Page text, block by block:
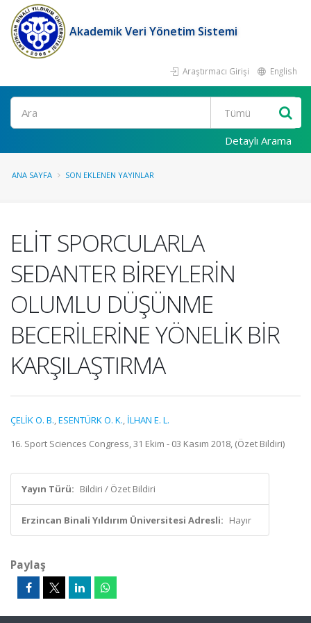
Akademik Veri Yönetim Sistemi
Araştırmacı Girişi English
Ara
Detaylı Arama
ANA SAYFA SON EKLENEN YAYINLAR
ELİT SPORCULARLA
SEDANTER BİREYLERİN
OLUMLU DÜŞÜNME
BECERİLERİNE YÖNELİK BİR
KARŞILAŞTIRMA
ÇELİK O. B.,ESENTÜRK O. K., İLHAN E. L.
16. Sport Sciences Congress, 31 Ekim - 03 Kasım 2018, (Özet Bildiri)
Yayın Türü: Bildiri / Özet Bildiri
Erzincan Binali Yıldırım Üniversitesi Adresli: Hayır
Paylaş